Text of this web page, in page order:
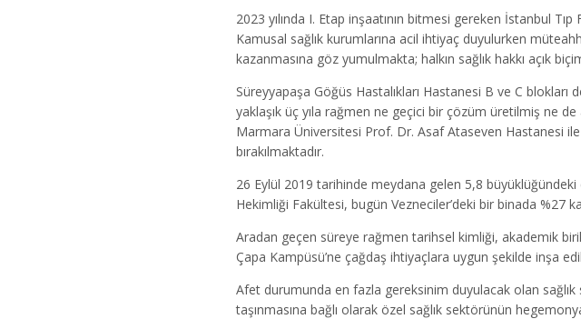
2023 yılında I. Etap inşaatının bitmesi gereken İstanbul
Kamusal sağlık kurumlarına acil ihtiyaç duyulurken
kazanmasına göz yumulmakta; halkın sağlık hakkı açık
Süreyyapaşa Göğüs Hastalıkları Hastanesi B ve C blokları
yaklaşık üç yıla rağmen ne geçici bir çözüm üretilmiş ne de
Marmara Üniversitesi Prof. Dr. Asaf Ataseven Hastanesi
bırakılmaktadır.
26 Eylül 2019 tarihinde meydana gelen 5,8
Hekimliği Fakültesi, bugün Vezneciler’deki bir binada %27
Aradan geçen süreye rağmen tarihsel kimliği, akademik
Çapa Kampüsü’ne çağdaş ihtiyaçlara uygun şekilde inşa
Afet durumunda en fazla gereksinim duyulacak olan sağlık
taşınmasına bağlı olarak özel sağlık sektörünün